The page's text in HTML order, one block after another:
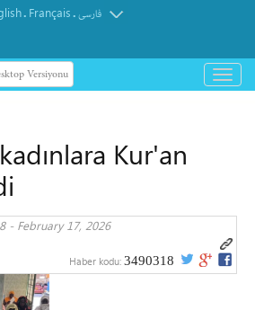
. Français.فارسی
Versiyonu
باز
و
Kur'an
- February 17, 2026
Haber kodu: 3490318